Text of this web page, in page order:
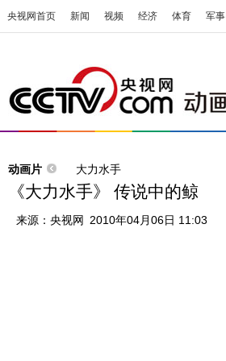
央视网首页 新闻 视频 经济 体育 军事
动画片 大力水手
《大力水手》 传说中的鲸
来源： 央视网 2010年04月06日 11:03